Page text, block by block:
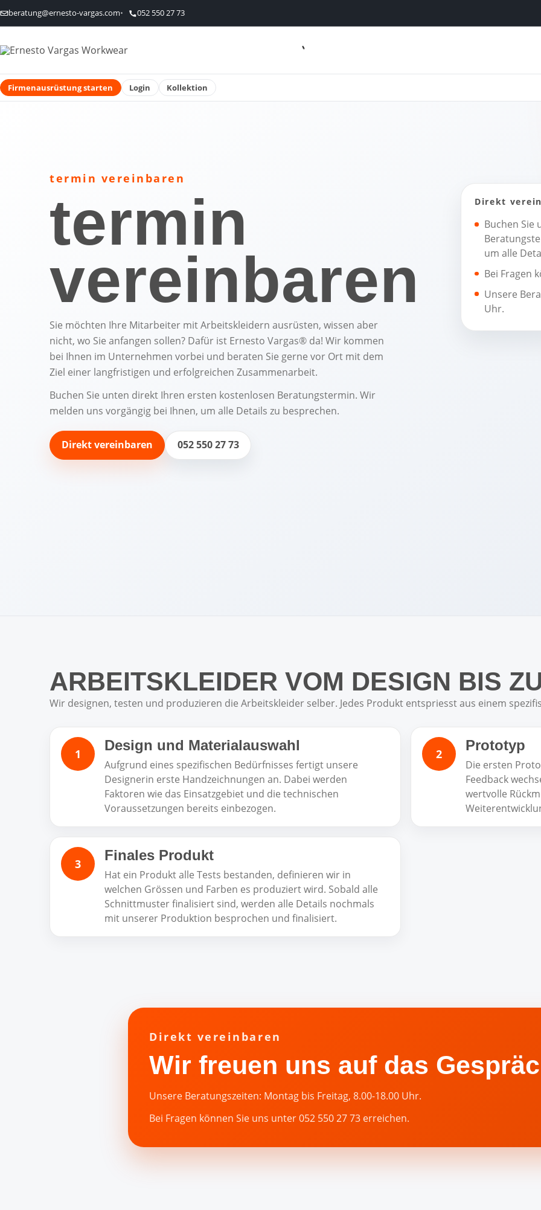
beratung@ernesto-vargas.com 052 550 27 73
Firmenausrüstung starten Login Kollektion
termin vereinbaren
termin
vereinbaren
Sie möchten Ihre Mitarbeiter mit Arbeitskleidern ausrüsten, wissen aber
nicht, wo Sie anfangen sollen? Dafür ist Ernesto Vargas® da! Wir kommen
bei Ihnen im Unternehmen vorbei und beraten Sie gerne vor Ort mit dem
Ziel einer langfristigen und erfolgreichen Zusammenarbeit.
Buchen Sie unten direkt Ihren ersten kostenlosen Beratungstermin. Wir
melden uns vorgängig bei Ihnen, um alle Details zu besprechen.
Direkt vereinbaren 052 550 27 73
Direkt
Buchen Sie
um alle
Bei Fragen
Unsere
Uhr.
ARBEITSKLEIDER VOM DESIGN BIS
Wir designen, testen und produzieren die Arbeitskleider selber. Jedes Produkt entspriesst aus einem
Design und Materialauswahl
Aufgrund eines spezifischen Bedürfnisses fertigt unsere
Designerin erste Handzeichnungen an. Dabei werden
Faktoren wie das Einsatzgebiet und die technischen
Voraussetzungen bereits einbezogen.
Prototyp
Die ersten
Feedback
wertvolle
Finales Produkt
Hat ein Produkt alle Tests bestanden, definieren wir in
welchen Grössen und Farben es produziert wird. Sobald alle
Schnittmuster finalisiert sind, werden alle Details nochmals
mit unserer Produktion besprochen und finalisiert.
Direkt vereinbaren
Wir freuen uns auf das
Unsere Beratungszeiten: Montag bis Freitag, 8.00-18.00 Uhr.
Bei Fragen können Sie uns unter 052 550 27 73 erreichen.